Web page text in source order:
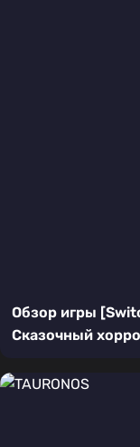
Обзор игры
Сказочный